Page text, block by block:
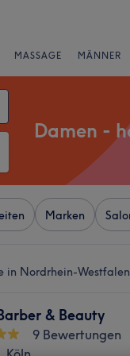
MASSAGE MÄNNER
Damen -
Marken
in Nordrhein-Westfalen
& Beauty
9 Bewertungen